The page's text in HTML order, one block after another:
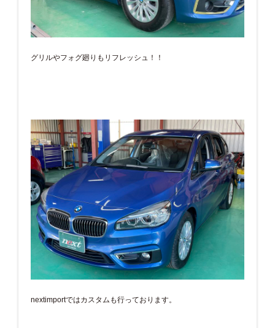
グリルやフォグ廻りもリフレッシュ！！
nextimportではカスタムも行っております。